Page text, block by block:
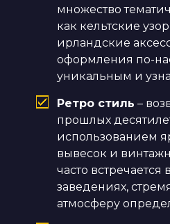
множество
как кельтские
ирландские
оформления по-
уникальным и
Ретро стиль –
прошлых
использованием
вывесок и
часто встречается
заведениях,
атмосферу